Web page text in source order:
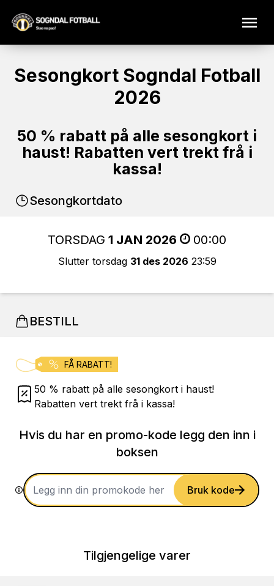
Sesongkort Sogndal Fotball
2026
50 % rabatt på alle sesongkort i
haust! Rabatten vert trekt frå i
kassa!
Sesongkortdato
TORSDAG 1 JAN 2026 00:00
Slutter torsdag 31 des 2026 23:59
BESTILL
FÅ RABATT!
50 % rabatt på alle sesongkort i haust!
Rabatten vert trekt frå i kassa!
Hvis du har en promo-kode legg den inn i
boksen
Bruk kode
Tilgjengelige varer